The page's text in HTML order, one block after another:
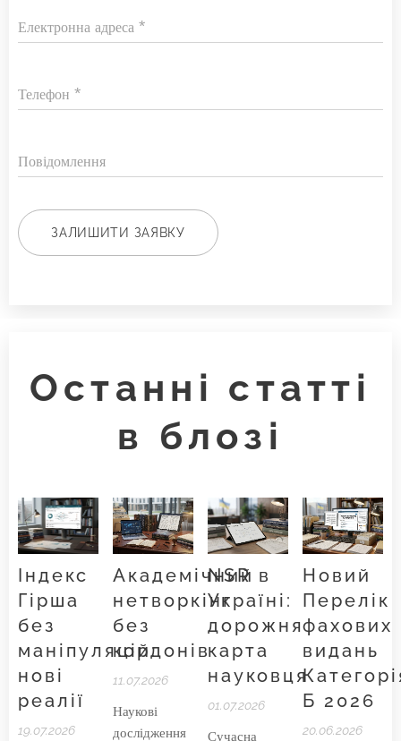
Електронна адреса
Телефон
Повідомлення
ЗАЛИШИТИ ЗАЯВКУ
Останні статті
в блозі
Індекс
Гірша
без
маніпуляцій:
нові
реалії
19.07.2026
Академічний
нетворкінг
без
кордонів
11.07.2026
Наукові
дослідження
NSR в
Україні:
дорожня
карта
науковця
01.07.2026
Сучасна
Новий
Перелік
фахових
видань
Б 2026
20.06.2026